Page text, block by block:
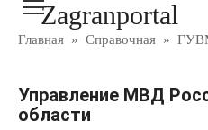
ПерейтиZagranportal
Главная » Справочная »
Управление МВД
области